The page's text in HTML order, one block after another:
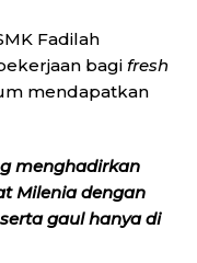
Fadilah
bagi fresh
mendapatkan
menghadirkan
Milenia dengan
gaul hanya di